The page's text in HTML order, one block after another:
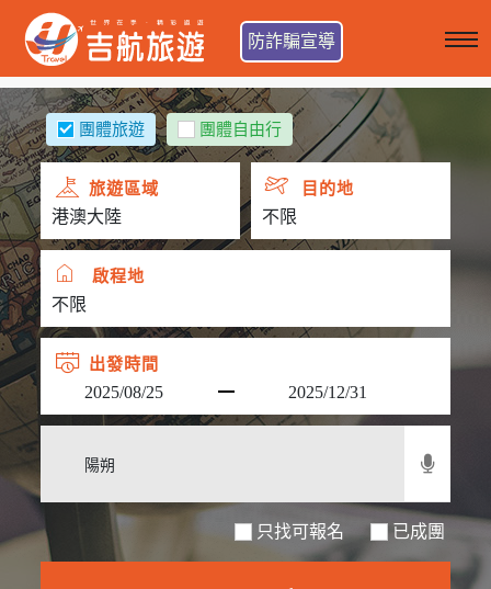
防詐騙宣導
團體旅遊 團體自由行
旅遊區域 目的地
啟程地
出發時間
只找可報名